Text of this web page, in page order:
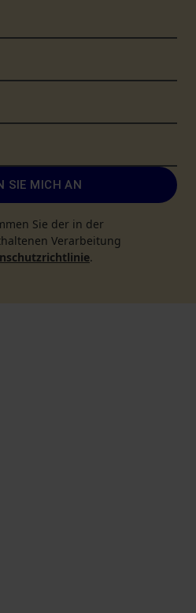
SIE MICH AN
Sie der in der
Verarbeitung
.